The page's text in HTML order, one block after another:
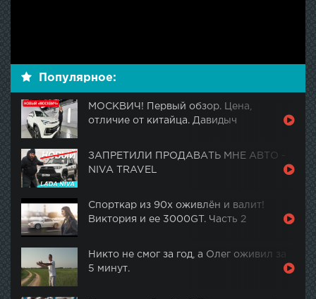
Популярное:
МОСКВИЧ! Первый обзор. Цена,
отличие от китайца. Давидыч
ЗАПРЕТИЛИ ПРОДАВАТЬ МНЕ АВТО -
NIVA TRAVEL
Спорткар из 90х оживлён и валит!
Виктория и ее 3000GT. Часть 2
Никто не смог за год, а Олег оживил за
5 минут.